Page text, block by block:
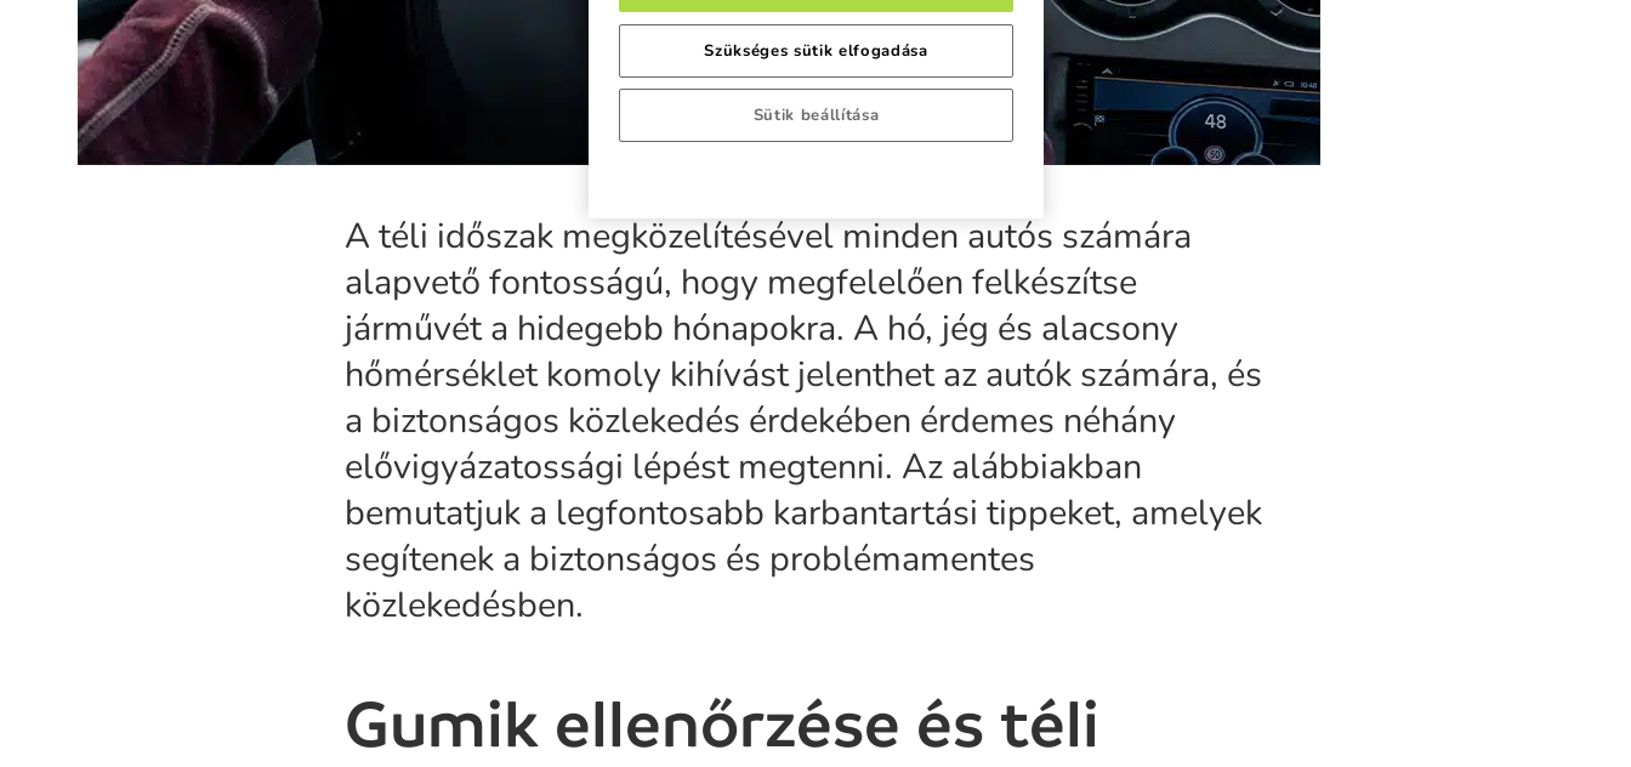
A téli időszak megközelítésével minden autós számára
alapvető fontosságú, hogy megfelelően felkészítse
járművét a hidegebb hónapokra. A hó, jég és alacsony
hőmérséklet komoly kihívást jelenthet az autók számára, és
a biztonságos közlekedés érdekében érdemes néhány
elővigyázatossági lépést megtenni. Az alábbiakban
bemutatjuk a legfontosabb karbantartási tippeket, amelyek
segítenek a biztonságos és problémamentes
közlekedésben.
Gumik ellenőrzése és téli
Szükséges sütik elfogadása
Sütik beállítása